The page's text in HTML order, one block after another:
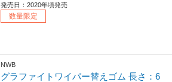
発売日：2020年頃発売
数量限定
NWB
グラファイトワイパー替えゴム 長さ：6